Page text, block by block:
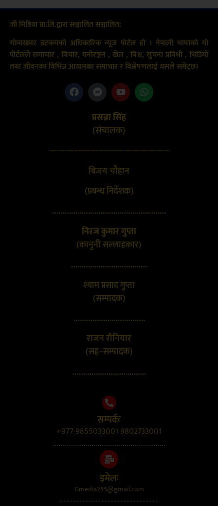
जी मिडिया प्रा.लि.द्वारा सञ्चालित सञ्चालित:
गोप्यखबर डटकमको अधिकारिक न्यूज पोर्टल हो । नेपाली भाषाको यो
पोर्टलले समाचार , विचार, मनोरञ्जन , खेल , बिश्व, सुचना प्रविधी , भिडियो
तथा जीवनका विभिन्न आयामका समाचार र विश्लेषणलाई यसले समेट्छ।
प्रसन्ना सिंह
(संचालक}
——————————————–
बिजय चौहान
(प्रबन्ध निर्देशक)
………………………………………………
निरज कुमार गुप्ता
(कानुनी सल्लाहकार)
………………………………
श्याम प्रसाद गुप्ता
(सम्पादक)
…………………………….
राजन रौनियार
(सह–सम्पादक)
……………………………..
सम्पर्कः
+977-9855033001 9802733001
..........................................................
इमेलः
Gmedia255@gmail.com
....................................................................